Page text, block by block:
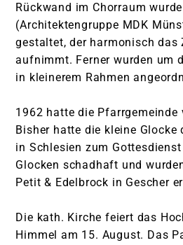
Rückwand im Chorraum
(Architektengruppe MDK
gestaltet, der harmonisch das
aufnimmt. Ferner wurden um
in kleinerem Rahmen
1962 hatte die Pfarrgemeinde
Bisher hatte die kleine
in Schlesien zum
Glocken schadhaft und
Petit & Edelbrock in Gescher
Die kath. Kirche feiert das
Himmel am 15. August. Das